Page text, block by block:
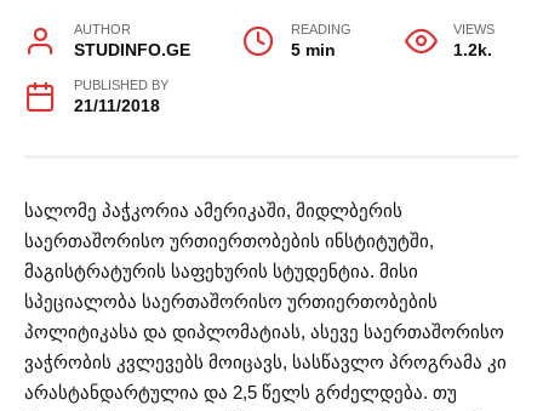
AUTHOR
STUDINFO.GE
READING
5 min
VIEWS
1.2k.
PUBLISHED BY
21/11/2018
სალომე პაჭკორია ამერიკაში, მიდლბერის
საერთაშორისო ურთიერთობების ინსტიტუტში,
მაგისტრატურის საფეხურის სტუდენტია. მისი
სპეციალობა საერთაშორისო ურთიერთობების
პოლიტიკასა და დიპლომატიას, ასევე საერთაშორისო
ვაჭრობის კვლევებს მოიცავს, სასწავლო პროგრამა კი
არასტანდარტულია და 2,5 წელს გრძელდება. თუ